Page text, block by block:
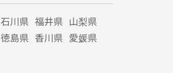
石川県 福井県 山梨県
徳島県 香川県 愛媛県